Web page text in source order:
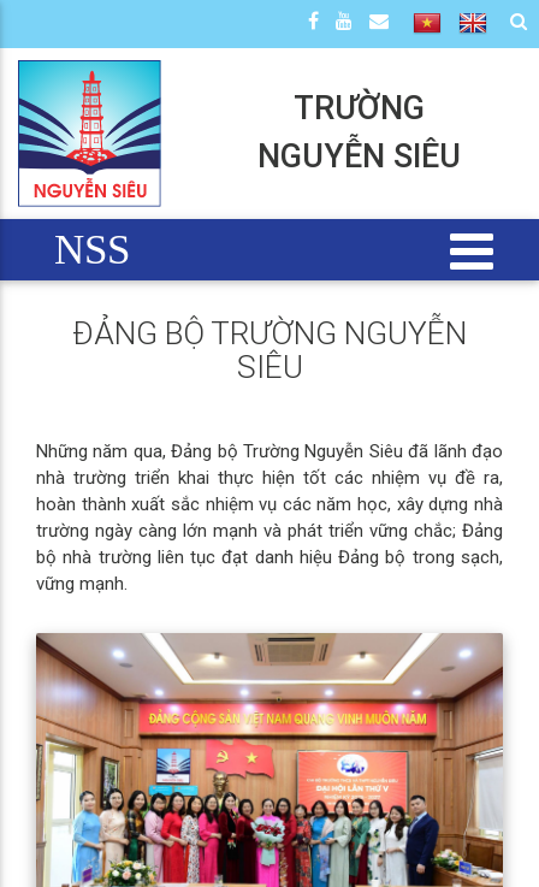
TRƯỜNG
NGUYỄN SIÊU
NSS
ĐẢNG BỘ TRƯỜNG NGUYỄN
SIÊU
Những năm qua, Đảng bộ Trường Nguyễn Siêu đã lãnh đạo
nhà trường triển khai thực hiện tốt các nhiệm vụ đề ra,
hoàn thành xuất sắc nhiệm vụ các năm học, xây dựng nhà
trường ngày càng lớn mạnh và phát triển vững chắc; Đảng
bộ nhà trường liên tục đạt danh hiệu Đảng bộ trong sạch,
vững mạnh.